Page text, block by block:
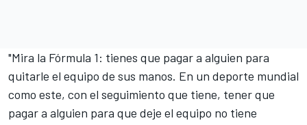
"Mira la Fórmula 1: tienes que pagar a alguien para
quitarle el equipo de sus manos. En un deporte mundial
como este, con el seguimiento que tiene, tener que
pagar a alguien para que deje el equipo no tiene